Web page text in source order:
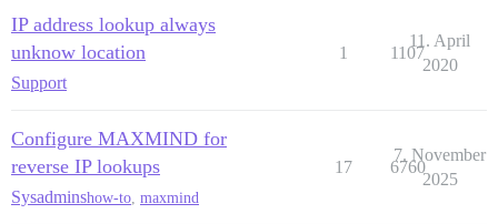
IP address lookup always
unknow location
Support
1 1107
11. April
2020
Configure MAXMIND for
reverse IP lookups
Sysadminshow-to maxmind
17 6760
7. November
2025